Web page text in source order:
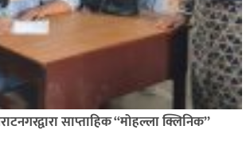
साप्ताहिक “मोहल्ला क्लिनिक”